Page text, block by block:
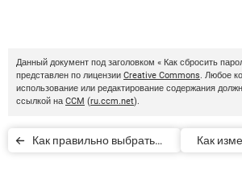
Данный документ под заголовком « Как сбросить
представлен по лицензии Creative Commons. Любое
использование или редактирование содержания
ссылкой на CCM (ru.ccm.net).
Как правильно выбрать
Как